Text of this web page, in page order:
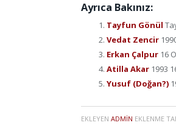
Ayrıca Bakınız:
Tayfun Gönül
Vedat Zencir
Erkan Çalpur 16
Atilla Akar 1993
Yusuf (Doğan?)
EKLEYEN ADMIN EKLENME